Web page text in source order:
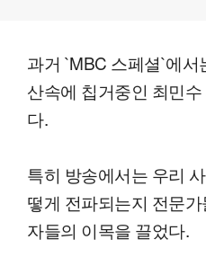
과거 `MBC 스페셜`에
산속에 칩거중인 최민
다.
특히 방송에서는 우리
떻게 전파되는지 전문
자들의 이목을 끌었다.